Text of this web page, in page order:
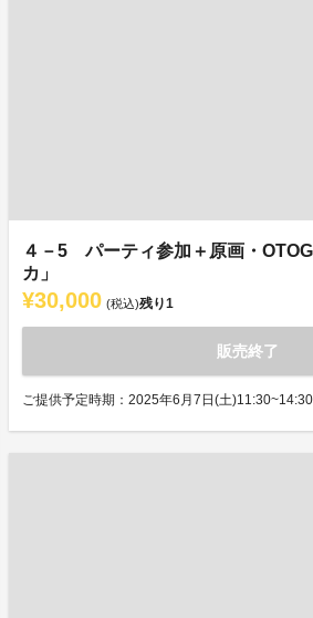
４－5 パーティ参加＋原画・
カ」
¥30,000 (税込)残り1
販売終了
ご提供予定時期：2025年6月7日(土)11:30~14:30